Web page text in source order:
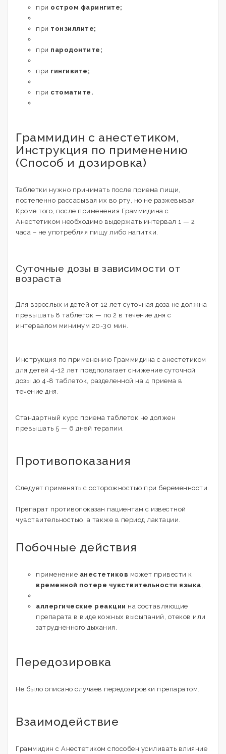
при остром фарингите;
при тонзиллите;
при пародонтите;
при гингивите;
при стоматите.
Граммидин с анестетиком,
Инструкция по применению
(Способ и дозировка)
Таблетки нужно принимать после приема пищи,
постепенно рассасывая их во рту, но не разжевывая.
Кроме того, после применения Граммидина с
Анестетиком необходимо выдержать интервал 1 — 2
часа – не употребляя пищу либо напитки.
Суточные дозы в зависимости от
возраста
Для взрослых и детей от 12 лет суточная доза не должна
превышать 8 таблеток — по 2 в течение дня с
интервалом минимум 20-30 мин.
Инструкция по применению Граммидина с анестетиком
для детей 4-12 лет предполагает снижение суточной
дозы до 4-8 таблеток, разделенной на 4 приема в
течение дня.
Стандартный курс приема таблеток не должен
превышать 5 — 6 дней терапии.
Противопоказания
Следует применять с осторожностью при беременности.
Препарат противопоказан пациентам с известной
чувствительностью, а также в период лактации.
Побочные действия
применение анестетиков может привести к
временной потере чувствительности языка;
аллергические реакции на составляющие
препарата в виде кожных высыпаний, отеков или
затрудненного дыхания.
Передозировка
Не было описано случаев передозировки препаратом.
Взаимодействие
Граммидин с Анестетиком способен усиливать влияние